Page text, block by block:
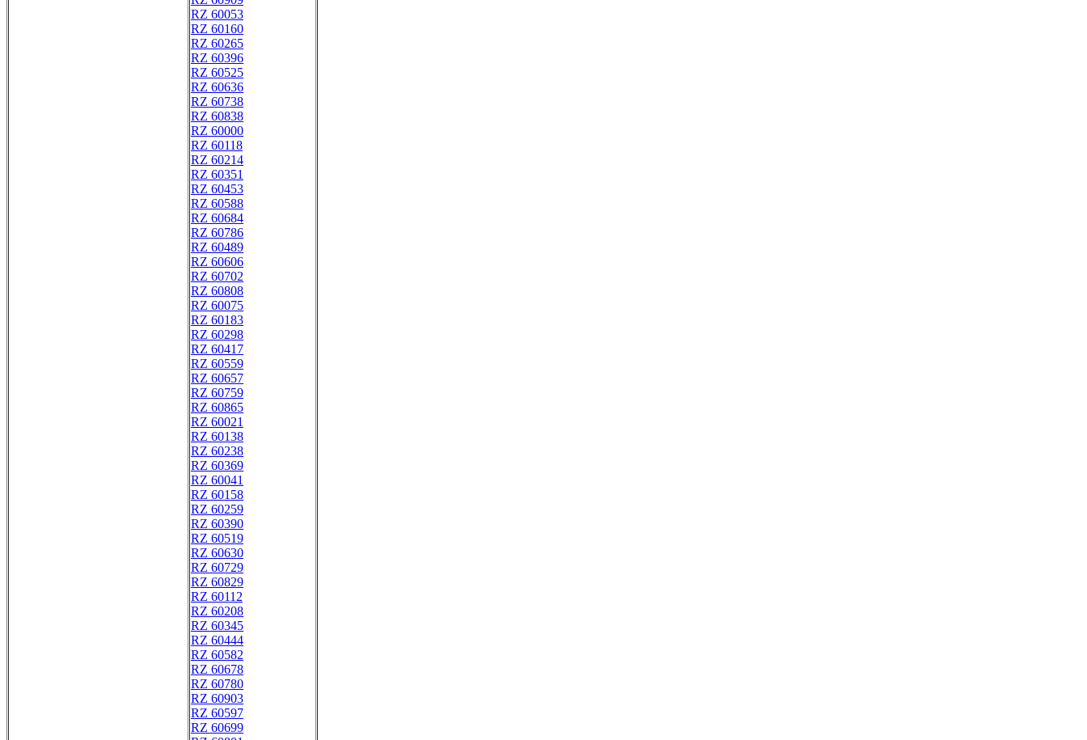
RZ 60053
RZ 60160
RZ 60265
RZ 60396
RZ 60525
RZ 60636
RZ 60738
RZ 60838
RZ 60000
RZ 60118
RZ 60214
RZ 60351
RZ 60453
RZ 60588
RZ 60684
RZ 60786
RZ 60489
RZ 60606
RZ 60702
RZ 60808
RZ 60075
RZ 60183
RZ 60298
RZ 60417
RZ 60559
RZ 60657
RZ 60759
RZ 60865
RZ 60021
RZ 60138
RZ 60238
RZ 60369
RZ 60041
RZ 60158
RZ 60259
RZ 60390
RZ 60519
RZ 60630
RZ 60729
RZ 60829
RZ 60112
RZ 60208
RZ 60345
RZ 60444
RZ 60582
RZ 60678
RZ 60780
RZ 60903
RZ 60597
RZ 60699